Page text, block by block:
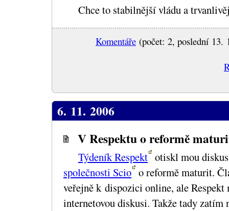
Chce to stabilnější vládu a
Komentáře (počet: 2, poslední 13.
6. 11. 2006
V Respektu o reformě
Týdeník Respekt otiskl mou
společnosti Scio o reformě maturit.
veřejně k dispozici online, ale
internetovou diskusi. Takže tady zatím